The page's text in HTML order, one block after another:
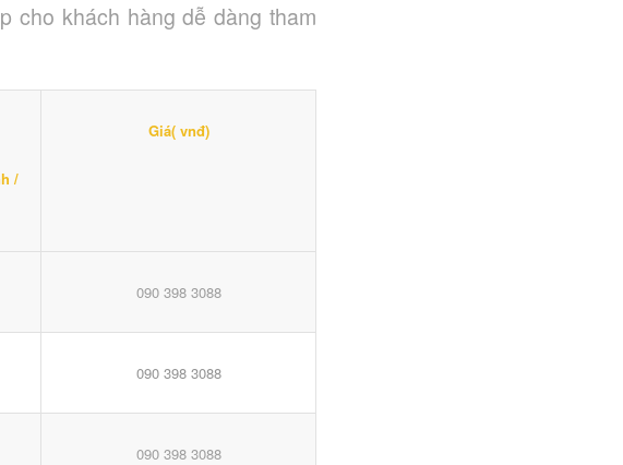
cho khách hàng dễ dàng tham
/
Giá( vnđ)
090 398 3088
090 398 3088
090 398 3088